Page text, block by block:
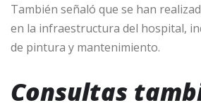
También señaló que se han
en la infraestructura del hospital,
de pintura y mantenimiento.
Consultas